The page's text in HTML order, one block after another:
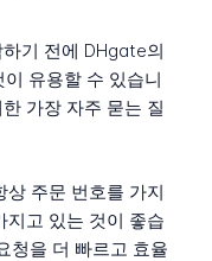
기 전에 DHgate의
유용할 수 있습니
가장 자주 묻는 질
주문 번호를 가지
지고 있는 것이 좋습
청을 더 빠르고 효율